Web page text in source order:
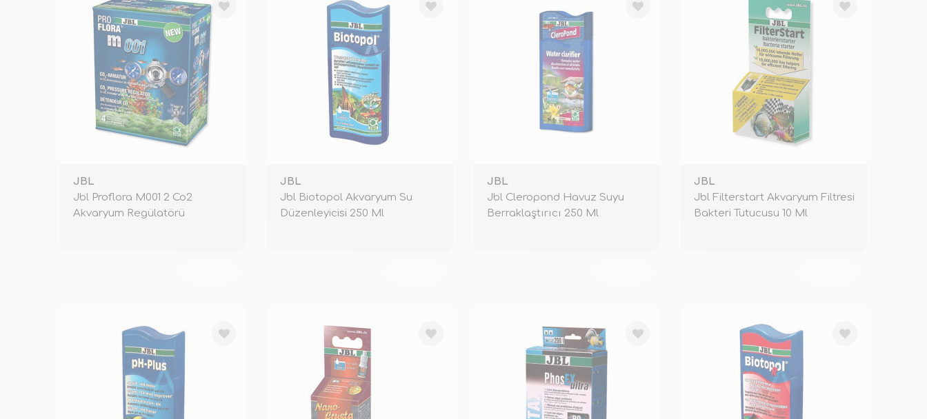
JBL
Jbl Proflora M001 2 Co2
Akvaryum Regülatörü
JBL
Jbl Biotopol Akvaryum Su
Düzenleyicisi 250 Ml
JBL
Jbl Cleropond Havuz Suyu
Berraklaştırıcı 250 Ml
JBL
Jbl Filterstart Akvaryum Filtresi
Bakteri Tutucusu 10 Ml